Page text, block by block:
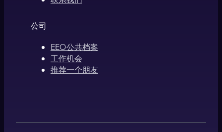
公司
EEO公共档案
工作机会
推荐一个朋友